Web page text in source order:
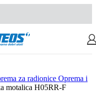
za radionice Oprema i
motalica H05RR-F